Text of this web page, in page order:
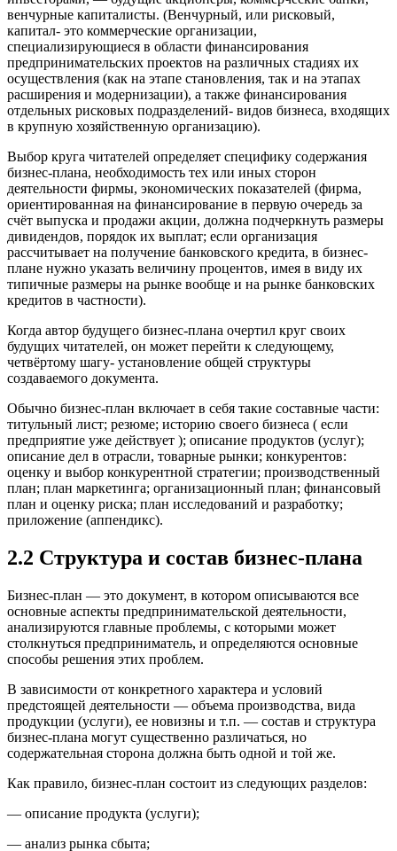
венчурные капиталисты. (Венчурный, или рисковый,
капитал- это коммерческие организации,
специализирующиеся в области финансирования
предпринимательских проектов на различных стадиях их
осуществления (как на этапе становления, так и на этапах
расширения и модернизации), а также финансирования
отдельных рисковых подразделений- видов бизнеса, входящих
в крупную хозяйственную организацию).
Выбор круга читателей определяет специфику содержания
бизнес-плана, необходимость тех или иных сторон
деятельности фирмы, экономических показателей (фирма,
ориентированная на финансирование в первую очередь за
счёт выпуска и продажи акции, должна подчеркнуть размеры
дивидендов, порядок их выплат; если организация
рассчитывает на получение банковского кредита, в бизнес-
плане нужно указать величину процентов, имея в виду их
типичные размеры на рынке вообще и на рынке банковских
кредитов в частности).
Когда автор будущего бизнес-плана очертил круг своих
будущих читателей, он может перейти к следующему,
четвёртому шагу- установление общей структуры
создаваемого документа.
Обычно бизнес-план включает в себя такие составные части:
титульный лист; резюме; историю своего бизнеса ( если
предприятие уже действует ); описание продуктов (услуг);
описание дел в отрасли, товарные рынки; конкурентов:
оценку и выбор конкурентной стратегии; производственный
план; план маркетинга; организационный план; финансовый
план и оценку риска; план исследований и разработку;
приложение (аппендикс).
2.2 Структура и состав бизнес-плана
Бизнес-план — это документ, в котором описываются все
основные аспекты предпринимательской деятельности,
анализируются главные проблемы, с которыми может
столкнуться предприниматель, и определяются основные
способы решения этих проблем.
В зависимости от конкретного характера и условий
предстоящей деятельности — объема производства, вида
продукции (услуги), ее новизны и т.п. — состав и структура
бизнес-плана могут существенно различаться, но
содержательная сторона должна быть одной и той же.
Как правило, бизнес-план состоит из следующих разделов:
— описание продукта (услуги);
— анализ рынка сбыта;